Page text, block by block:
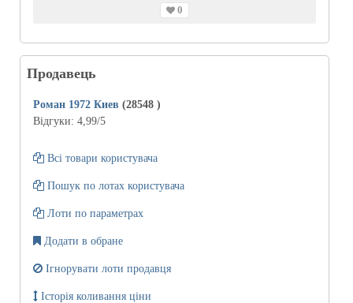
0
Продавець
Роман 1972 Киев (28548 )
Відгуки: 4,99/5
Всі товари користувача
Пошук по лотах користувача
Лоти по параметрах
Додати в обране
Ігнорувати лоти продавця
Історія коливання ціни